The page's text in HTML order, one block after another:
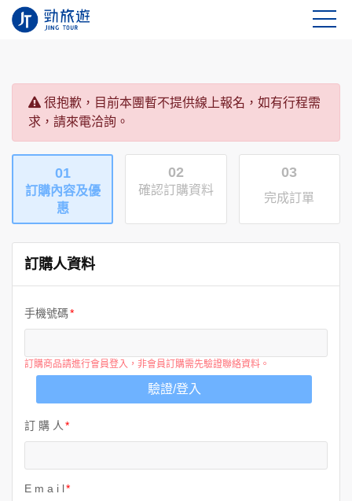
很抱歉，目前本團暫不提供線上報名，如有行程需
求，請來電洽詢。
01
訂購內容及優
惠
02
確認訂購資料
03
完成訂單
訂購人資料
手機號碼
訂購商品請進行會員登入，非會員訂購需先驗證聯絡資料。
驗證/登入
訂 購 人
E m a i l